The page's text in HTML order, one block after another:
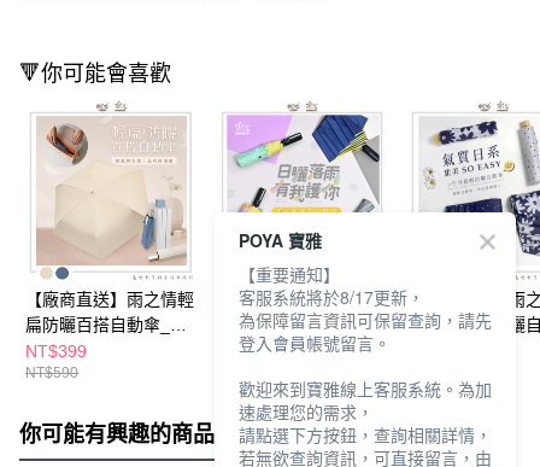
🔻你可能會喜歡
【廠商直送】雨之情輕
扁防曬百搭自動傘_多
款任選
NT$399
NT$590
【廠商直送】雨之情
馬卡龍晴雨自動傘-多
款任選
NT$490
【廠商直送】雨
小日時超輕防曬
你可能有興趣的商品 全站排行
POYA 寶雅
【重要通知】
客服系統將於8/17更新，
為保障留言資訊可保留查詢，請先
登入會員帳號留言。
歡迎來到寶雅線上客服系統。為加
速處理您的需求，
請點選下方按鈕，查詢相關詳情，
若無欲查詢資訊，可直接留言，由